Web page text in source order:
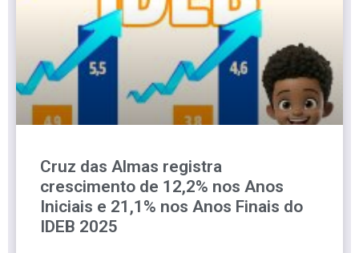
Cruz das Almas registra
crescimento de 12,2% nos Anos
Iniciais e 21,1% nos Anos Finais do
IDEB 2025